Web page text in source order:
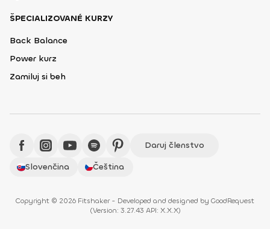
ŠPECIALIZOVANÉ KURZY
Back Balance
Power kurz
Zamiluj si beh
Daruj členstvo
Slovenčina
Čeština
Copyright © 2026 Fitshaker - Developed and designed by GoodRequest
(Version: 3.27.43 API: X.X.X)